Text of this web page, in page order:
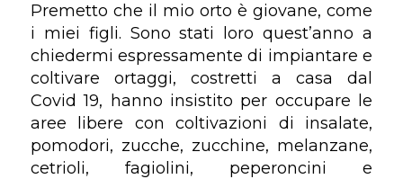
Premetto che il mio orto è giovane, come
i miei figli. Sono stati loro quest’anno a
chiedermi espressamente di impiantare e
coltivare ortaggi, costretti a casa dal
Covid 19, hanno insistito per occupare le
aree libere con coltivazioni di insalate,
pomodori, zucche, zucchine, melanzane,
cetrioli, fagiolini, peperoncini e